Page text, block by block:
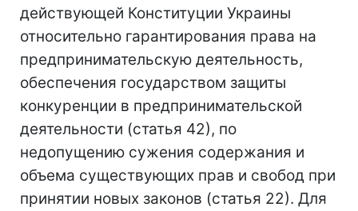
действующей Конституции Украины
относительно гарантирования права на
предпринимательскую деятельность,
обеспечения государством защиты
конкуренции в предпринимательской
деятельности (статья 42), по
недопущению сужения содержания и
объема существующих прав и свобод при
принятии новых законов (статья 22). Для